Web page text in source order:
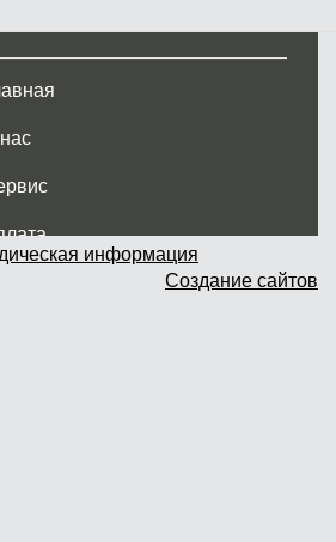
и самовывоз
информация
Создание сайтов